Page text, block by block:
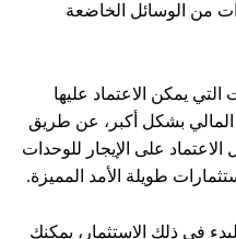
من الوسائل الخاضعة
يمكن الاعتماد عليها
بشكل أكبر، عن طريق
على الإيجار للوحدات
طويلة الأمد المميزة.
في ذلك الاستثمار، يمكنك